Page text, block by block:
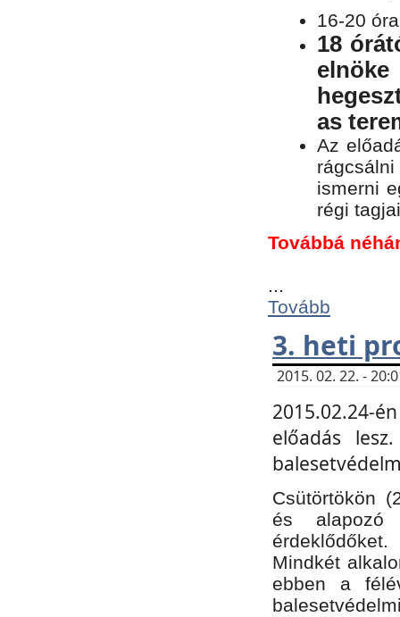
16-20
18
as
Az
ismerni
régi
Továbbá
...
Tovább
3. heti
2015. 02. 22. -
2015.02.24-
előadás
Csütörtökön
és alapozó
érdeklődőket.
Mindkét
ebben a